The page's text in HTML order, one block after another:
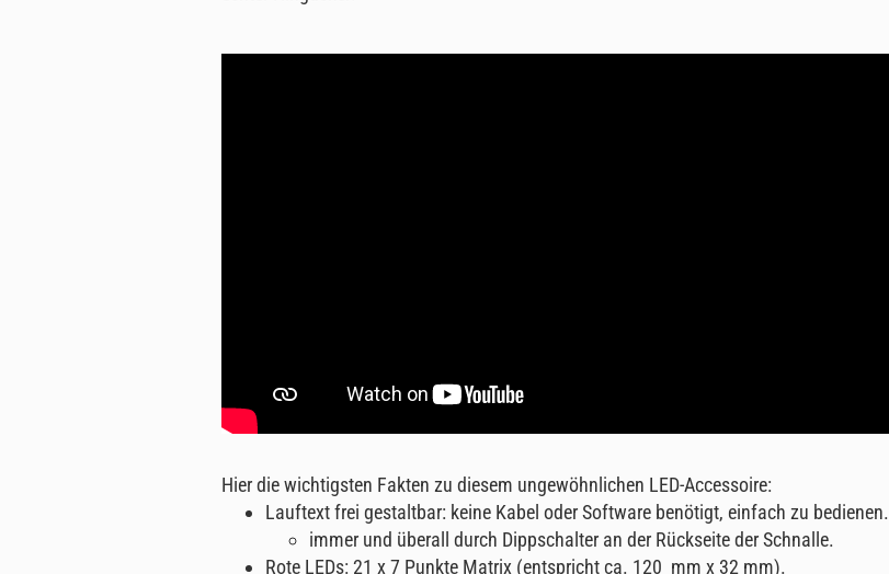
Hier die wichtigsten Fakten zu diesem ungewöhnlichen LED-Accessoire:
Lauftext frei gestaltbar: keine Kabel oder Software benötigt, einfach zu bedienen.
immer und überall durch Dippschalter an der Rückseite der Schnalle.
Rote LEDs: 21 x 7 Punkte Matrix (entspricht ca. 120 mm x 32 mm).